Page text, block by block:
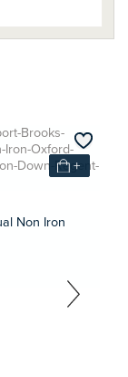
+
Non Iron